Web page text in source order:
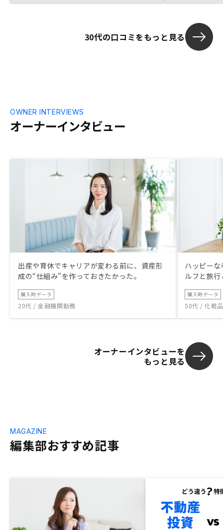
30代の口コミをもっと見る
オーナーインタビュー
OWNER INTERVIEWS
出産や育休でキャリアが変わる前に、資産形
成の“仕組み”を作っておきたかった。
購入時データ
20代 / 金融機関勤務
ハッピー
ルフと旅
購入時データ
50代 / 化粧
オーナーインタビューを
もっと見る
編集部おすすめ記事
MAGAZINE